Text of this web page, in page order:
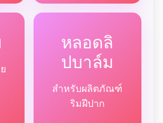
หลอดลิ
ปบาล์ม
สำหรับผลิตภัณฑ์
ริมฝีปาก